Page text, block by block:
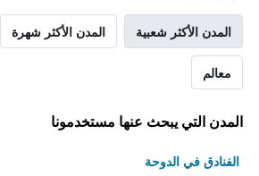
المدن الأكثر شعبية المدن الأكثر شهرة
معالم
المدن التي يبحث عنها مستخدمونا
الفنادق في الدوحة